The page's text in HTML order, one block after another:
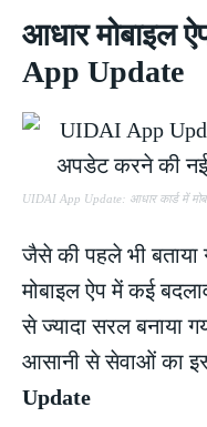
आधार मोबाइल
App Update
UIDAI App Update: आधार कार्ड में
जैसे की पहले भी
मोबाइल ऐप में कई
से ज्यादा सरल बनाया
आसानी से सेवाओं का
Update